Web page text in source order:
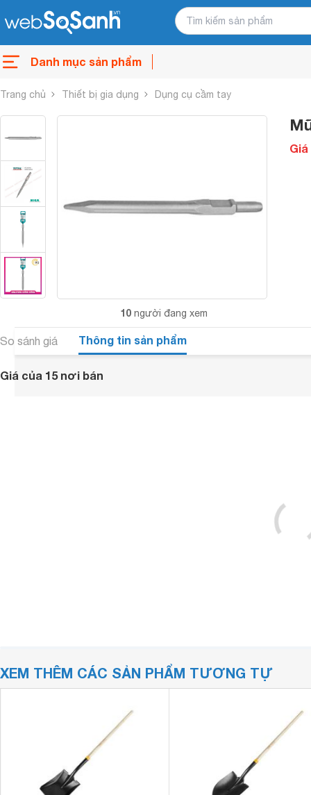
Danh mục sản phẩm
Trang chủ Thiết bị gia dụng Dụng cụ cầm tay
10 người đang xem
So sánh giá Thông tin sản phẩm
Giá của 15 nơi bán
XEM THÊM CÁC SẢN PHẨM TƯƠNG TỰ